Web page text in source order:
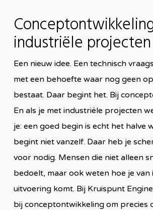
industriële projecten
Een nieuw idee. Een technisch
met een behoefte waar nog geen
bestaat. Daar begint het. Bij
En als je met industriële projecten
je: een goed begin is echt het halve
begint niet vanzelf. Daar heb je
voor nodig. Mensen die niet alleen
bedoelt, maar ook weten hoe je van
uitvoering komt. Bij Kruispunt
bij conceptontwikkeling om precies